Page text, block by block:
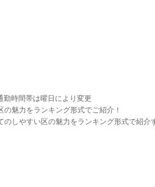
時間帯は曜日により変更
魅力をランキング形式でご紹介！
のしやすい区の魅力をランキング形式で紹介